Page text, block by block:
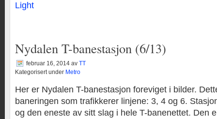
Light
Nydalen T-banestasjon (6/13)
februar 16, 2014 av TT
Kategorisert under Metro
Her er Nydalen T-banestasjon foreviget i bilder.
baneringen som trafikkerer linjene: 3, 4 og 6.
og den eneste av sitt slag i hele T-banenettet. Den